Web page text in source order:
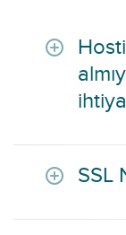
SSL